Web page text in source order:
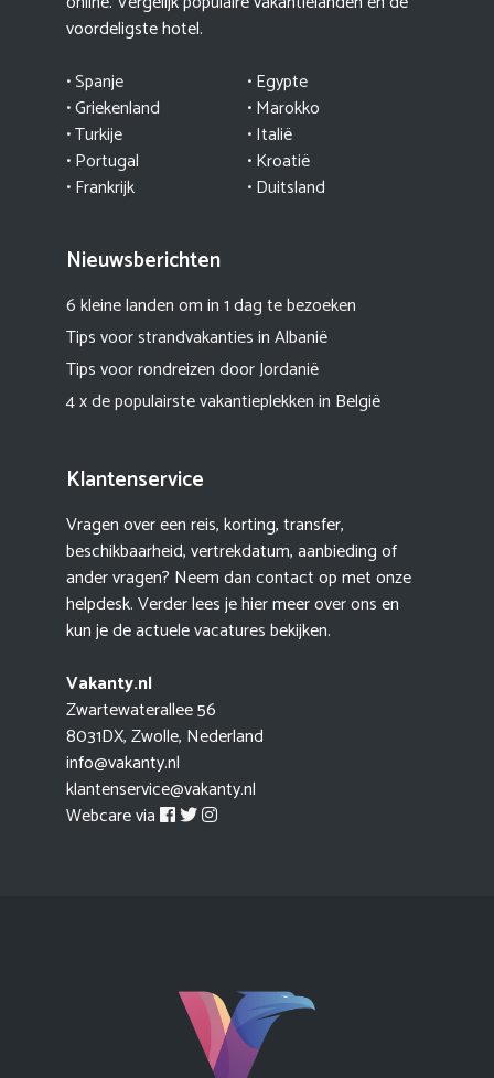
voordeligste hotel.
• Spanje
• Griekenland
• Turkije
•Portugal
• Frankrijk
• Egypte
•Marokko
• Italië
•Kroatië
• Duitsland
Nieuwsberichten
6 kleine landen om in 1 dag te bezoeken
Tips voor strandvakanties in Albanië
Tips voor rondreizen door Jordanië
4 x de populairste vakantieplekken in België
Klantenservice
Vragen over een reis, korting, transfer,
beschikbaarheid, vertrekdatum, aanbieding of
ander vragen? Neem dan contact op met onze
helpdesk. Verder lees je hier meerover onsen
kun je de actuelevacaturesbekijken.
Vakanty.nl
Zwartewaterallee 56
8031DX, Zwolle, Nederland
info@vakanty.nl
klantenservice@vakanty.nl
Webcare via